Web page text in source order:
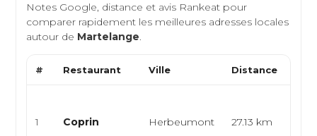
Notes Google, distance et avis Rankeat pour
comparer rapidement les meilleures adresses locales
autour de Martelange.
# Restaurant Ville Distance
1 Coprin Herbeumont 27.13 km